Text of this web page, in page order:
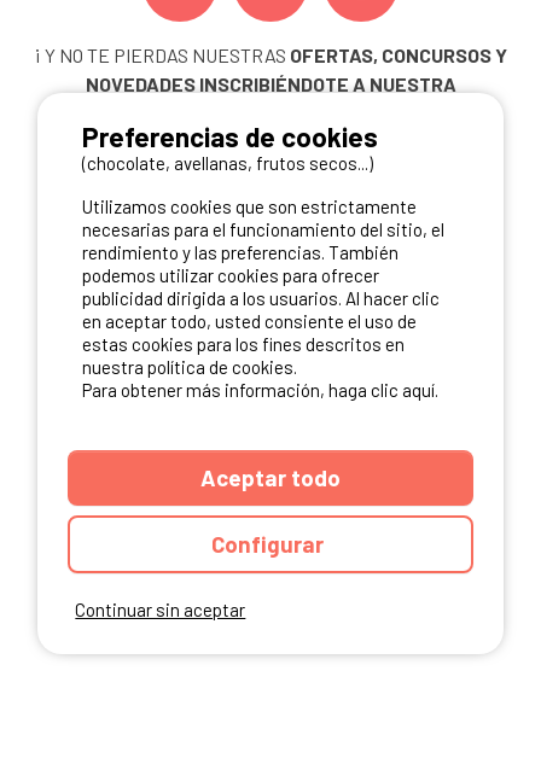
¡ Y NO TE PIERDAS NUESTRAS OFERTAS, CONCURSOS Y
NOVEDADES INSCRIBIÉNDOTE A NUESTRA
ME INSCRIBO
NUESTROS PARTNERS
Continuar sin aceptar
Preferencias de cookies
(chocolate, avellanas, frutos secos...)
Utilizamos cookies que son estrictamente
necesarias para el funcionamiento del sitio, el
rendimiento y las preferencias. También
podemos utilizar cookies para ofrecer
publicidad dirigida a los usuarios. Al hacer clic
en aceptar todo, usted consiente el uso de
estas cookies para los fines descritos en
nuestra política de cookies.
Para obtener más información, haga clic aquí.
Aceptar todo
Configurar